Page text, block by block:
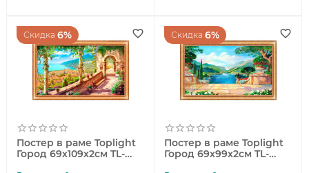
Скидка 6%
Постер в раме Toplight
Город 69х109х2см TL-
Скидка 6%
Постер в раме Toplight
Город 69х99х2см TL-